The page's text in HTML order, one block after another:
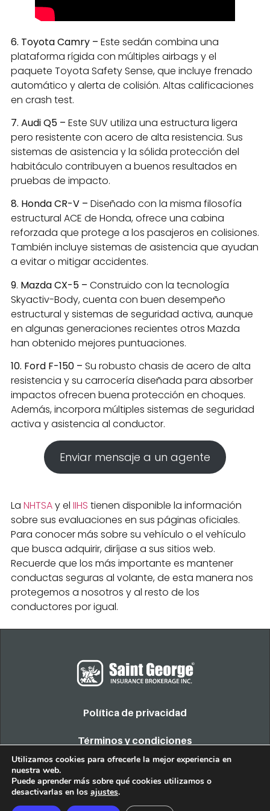
6. Toyota Camry – Este sedán combina una
plataforma rígida con múltiples airbags y el
paquete Toyota Safety Sense, que incluye frenado
automático y alerta de colisión. Altas calificaciones
en crash test.
7. Audi Q5 – Este SUV utiliza una estructura ligera
pero resistente con acero de alta resistencia. Sus
sistemas de asistencia y la sólida protección del
habitáculo contribuyen a buenos resultados en
pruebas de impacto.
8. Honda CR-V – Diseñado con la misma filosofía
estructural ACE de Honda, ofrece una cabina
reforzada que protege a los pasajeros en colisiones.
También incluye sistemas de asistencia que ayudan
a evitar o mitigar accidentes.
9. Mazda CX-5 – Construido con la tecnología
Skyactiv-Body, cuenta con buen desempeño
estructural y sistemas de seguridad activa, aunque
en algunas generaciones recientes otros Mazda
han obtenido mejores puntuaciones.
10. Ford F-150 – Su robusto chasis de acero de alta
resistencia y su carrocería diseñada para absorber
impactos ofrecen buena protección en choques.
Además, incorpora múltiples sistemas de seguridad
activa y asistencia al conductor.
Enviar mensaje a un agente
La NHTSAy el IIHS tienen disponible la información
sobre sus evaluaciones en sus páginas oficiales.
Para conocer más sobre su vehículo o el vehículo
que busca adquirir, diríjase a sus sitios web.
Recuerde que los más importante es mantener
conductas seguras al volante, de esta manera nos
protegemos a nosotros y al resto de los
conductores por igual.
Política de privacidad
Términos y condiciones
COPYRIGHT 2022. TODOS LOS DERECHOS RESERVADOS
Utilizamos cookies para ofrecerle la mejor experiencia en
nuestra web.
Puede aprender más sobre qué cookies utilizamos o
desactivarlas en los ajustes.